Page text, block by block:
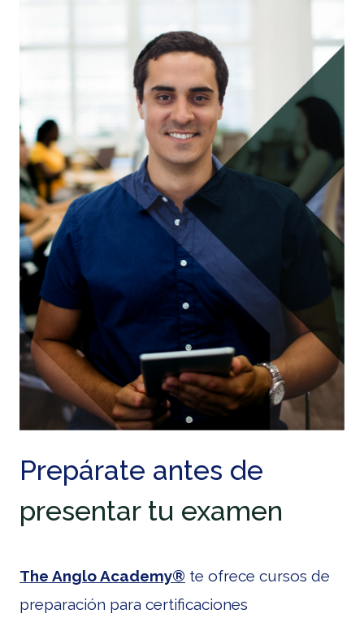
Prepárate antes de
presentar tu examen
The Anglo Academy® te ofrece cursos de
preparación para certificaciones